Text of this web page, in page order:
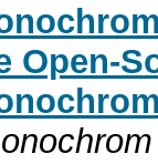
Open-